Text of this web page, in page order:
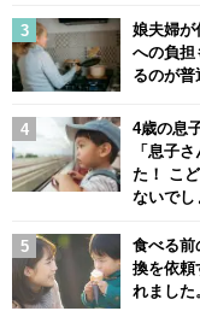
娘夫婦が
への負担
るのが普
4歳の息
「息子
た！ こ
ないでし
食べる前
換を依頼
れました